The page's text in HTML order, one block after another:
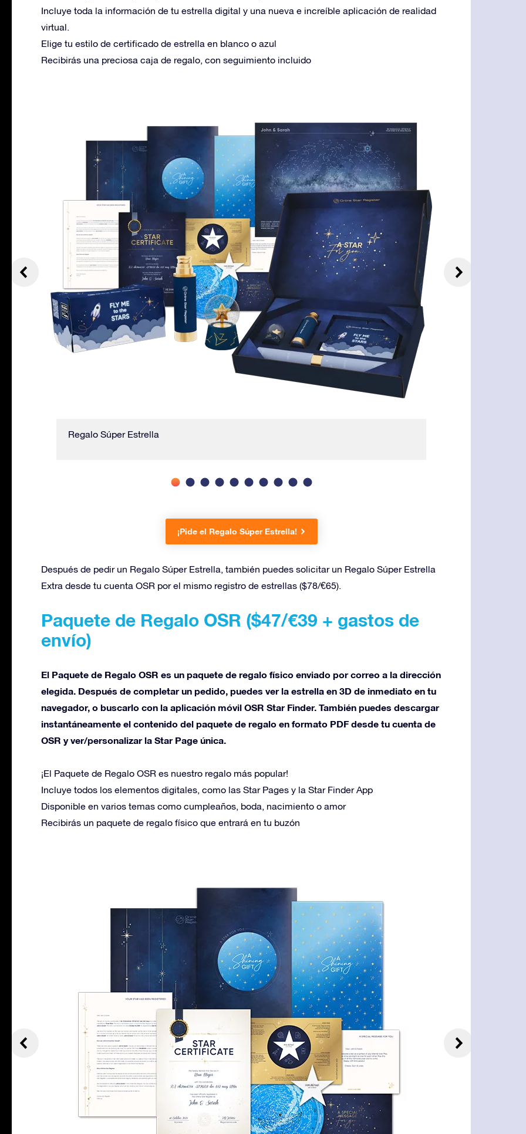
Incluye toda la información de tu estrella digital y una nueva e increíble aplicación de realidad
virtual.
Elige tu estilo de certificado de estrella en blanco o azul
Recibirás una preciosa caja de regalo, con seguimiento incluido
Regalo Súper Estrella
¡Pide el Regalo Súper Estrella!
Después de pedir un Regalo Súper Estrella, también puedes solicitar un Regalo Súper Estrella
Extra desde tu cuenta OSR por el mismo registro de estrellas ($78/€65).
Paquete de Regalo OSR ($47/€39 + gastos de
envío)
El Paquete de Regalo OSR es un paquete de regalo físico enviado por correo a la dirección
elegida. Después de completar un pedido, puedes ver la estrella en 3D de inmediato en tu
navegador, o buscarlo con la aplicación móvil OSR Star Finder. También puedes descargar
instantáneamente el contenido del paquete de regalo en formato PDF desde tu cuenta de
OSR y ver/personalizar la Star Page única.
¡El Paquete de Regalo OSR es nuestro regalo más popular!
Incluye todos los elementos digitales, como las Star Pages y la Star Finder App
Disponible en varios temas como cumpleaños, boda, nacimiento o amor
Recibirás un paquete de regalo físico que entrará en tu buzón